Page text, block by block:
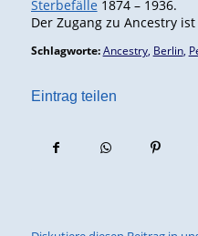
Sterbefälle 1874 – 1936.
Der Zugang zu Ancestry
Schlagworte: Ancestry, Berlin,
Eintrag teilen